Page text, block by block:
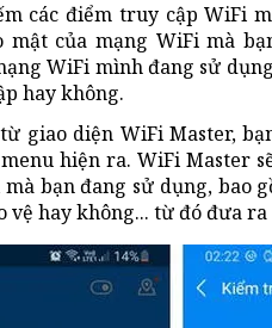
các điểm truy cập WiFi
của mạng WiFi mà
WiFi mình đang sử
hay không.
giao diện WiFi Master,
hiện ra. WiFi Master
bạn đang sử dụng, bao
hay không... từ đó đưa